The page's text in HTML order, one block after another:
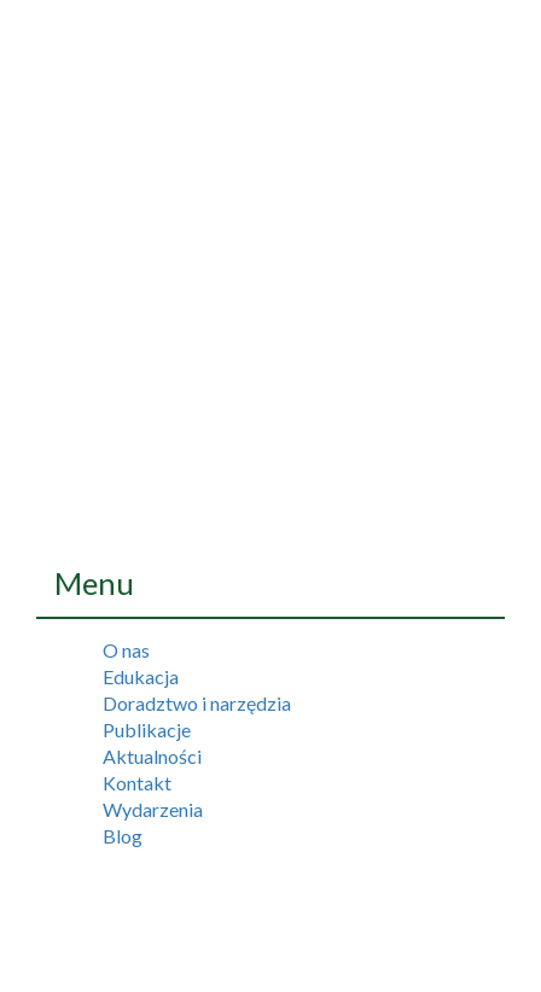
Menu
O nas
Edukacja
Doradztwo i narzędzia
Publikacje
Aktualności
Kontakt
Wydarzenia
Blog